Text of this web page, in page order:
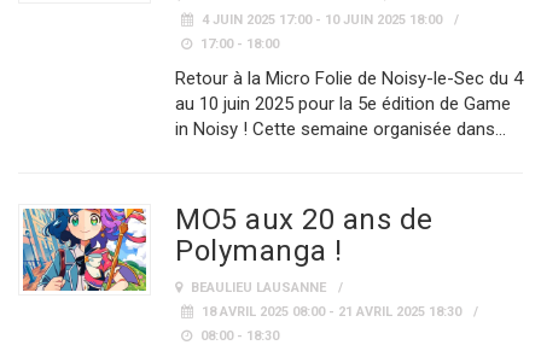
4 JUIN 2025 17:00 - 10 JUIN 2025 18:00
17:00 - 18:00
Retour à la Micro Folie de Noisy-le-Sec du 4
au 10 juin 2025 pour la 5e édition de Game
in Noisy ! Cette semaine organisée dans…
MO5 aux 20 ans de
Polymanga !
BEAULIEU LAUSANNE
18 AVRIL 2025 08:00 - 21 AVRIL 2025 18:30
08:00 - 18:30